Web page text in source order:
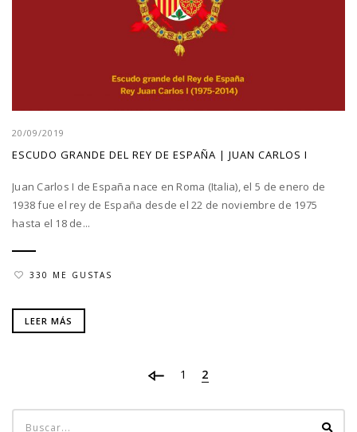
20/09/2019
ESCUDO GRANDE DEL REY DE ESPAÑA | JUAN CARLOS I
Juan Carlos I de España nace en Roma (Italia), el 5 de enero de
1938 fue el rey de España desde el 22 de noviembre de 1975
hasta el 18 de...
330 ME GUSTAS
LEER MÁS
1 2